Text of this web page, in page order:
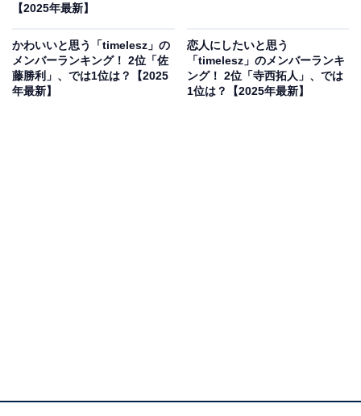
して加入。キレのあるダンスを得意とし、『それSnow
Manにやらせて下さい』（TBS系）で、華麗なパフォー
マンスを披露して話題を集めました。
【2025年最新】
かわいいと思う「timelesz」の
メンバーランキング！ 2位「佐
藤勝利」、では1位は？【2025
年最新】
恋人にしたいと思う
「timelesz」のメンバーランキ
ング！ 2位「寺西拓人」、では
1位は？【2025年最新】